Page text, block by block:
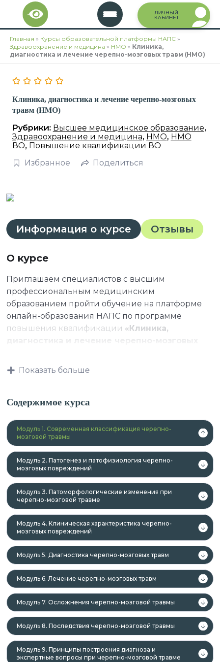
Перейти
содержимому
ЛИЧНЫЙ
КАБИНЕТ
Главная » Курсы образовательной платформы НАПС »
Здравоохранение и медицина » НМО » Клиника,
диагностика и лечение черепно-мозговых травм (НМО)
Клиника, диагностика и лечение черепно-мозговых
травм (НМО)
Рубрики: Высшее медицинское образование,
Здравоохранение и медицина, НМО, НМО
ВО, Повышение квалификации ВО
Избранное
Поделиться
Информация о курсе Отзывы
О курсе
Приглашаем специалистов с высшим
профессиональным медицинским
образованием пройти обучение на платформе
онлайн-образования НАПС по программе
повышения квалификации «Клиника,
профессиональные стандарты,
квалификационные требования, указанные в
квалификационных справочниках по должности,
профессии и специальности, или
квалификационному требованию к
профессиональным знаниям и навыкам,
необходимым для исполнения должностных
обязанностей.
После успешного окончания обучения вы
получаете документы установленного образца в
соответствии с приобретённым курсом:
курс повышения квалификации с
зачислением баллов НМО
→удостоверение о повышении
квалификации с зачислением баллов
НМО.
Показать больше
Содержимое курса
Модуль 1. Современная классификация черепно-
мозговой травмы
Модуль 2. Патогенез и патофизиология черепно-
мозговых повреждений
Модуль 3. Патоморфологические изменения при
черепно-мозговой травме
Модуль 4. Клиническая характеристика черепно-
мозговых повреждений
Модуль 5. Диагностика черепно-мозговых травм
Модуль 6. Лечение черепно-мозговых травм
Модуль 7. Осложнения черепно-мозговой травмы
Модуль 8. Последствия черепно-мозговой травмы
Модуль 9. Принципы построения диагноза и
экспертные вопросы при черепно-мозговой травме